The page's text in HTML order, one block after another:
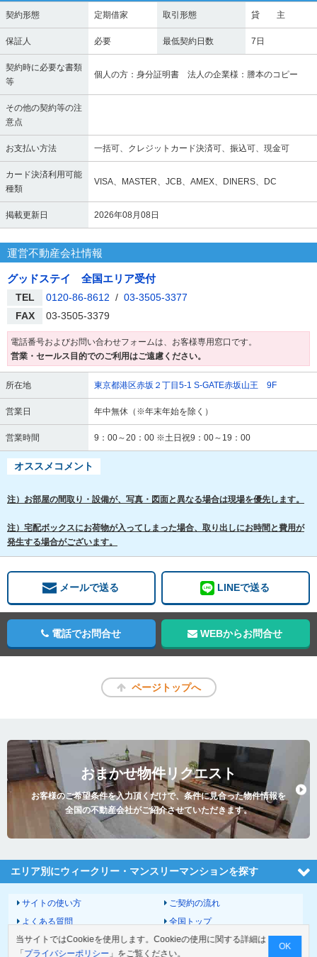
契約形態 定期借家 取引形態 貸 主
保証人 必要 最低契約日数 7日
契約時に必要な書類
等
個人の方：身分証明書 法人の企業様：謄本のコピー
その他の契約等の注
意点
お支払い方法 一括可、クレジットカード決済可、振込可、現金可
カード決済利用可能
種類
VISA、MASTER、JCB、AMEX、DINERS、DC
掲載更新日 2026年08月08日
運営不動産会社情報
グッドステイ 全国エリア受付
TEL 0120-86-8612 / 03-3505-3377
FAX
03-3505-3379
電話番号およびお問い合わせフォームは、お客様専用窓口です。
営業・セールス目的でのご利用はご遠慮ください。
所在地 東京都港区赤坂２丁目5-1 S-GATE赤坂山王 9F
営業日 年中無休（※年末年始を除く）
営業時間 9：00～20：00 ※土日祝9：00～19：00
オススメコメント
注）お部屋の間取り・設備が、写真・図面と異なる場合は現場を優先します。
注）宅配ボックスにお荷物が入ってしまった場合、取り出しにお時間と費用が
発生する場合がございます。
メールで送る LINEで送る
電話でお問合せ WEBからお問合せ
ページトップへ
おまかせ物件リクエスト
お客様のご希望条件を入力頂くだけで、条件に見合った物件情報を
全国の不動産会社がご紹介させていただきます。
エリア別にウィークリー・マンスリーマンションを探す
サイトの使い方
ご契約の流れ
よくある質問
全国トップ
サイトマップ
運営会社
当サイトではCookieを使用します。Cookieの使用に関する詳細は
「 プライバシーポリシー 」をご覧ください。
OK